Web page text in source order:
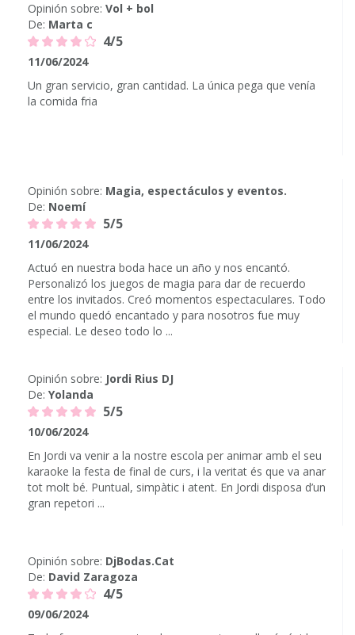
Opinión sobre: Vol + bol
De: Marta c
4/5
11/06/2024
Un gran servicio, gran cantidad. La única pega que venía
la comida fria
Opinión sobre: Magia, espectáculos y eventos.
De: Noemí
5/5
11/06/2024
Actuó en nuestra boda hace un año y nos encantó.
Personalizó los juegos de magia para dar de recuerdo
entre los invitados. Creó momentos espectaculares. Todo
el mundo quedó encantado y para nosotros fue muy
especial. Le deseo todo lo ...
Opinión sobre: Jordi Rius DJ
De: Yolanda
5/5
10/06/2024
En Jordi va venir a la nostre escola per animar amb el seu
karaoke la festa de final de curs, i la veritat és que va anar
tot molt bé. Puntual, simpàtic i atent. En Jordi disposa d’un
gran repetori ...
Opinión sobre: DjBodas.Cat
De: David Zaragoza
4/5
09/06/2024